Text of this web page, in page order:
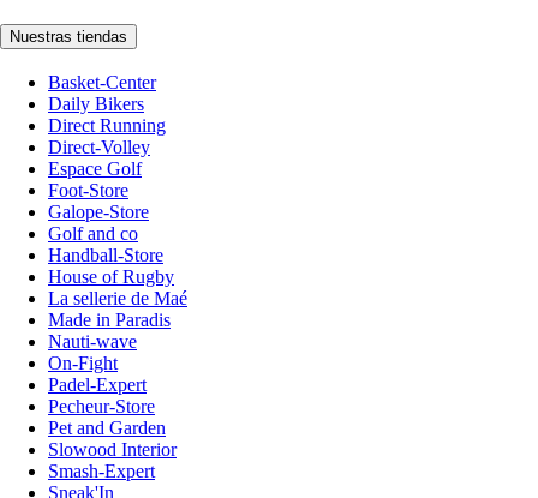
Nuestras tiendas
Basket-Center
Daily Bikers
Direct Running
Direct-Volley
Espace Golf
Foot-Store
Galope-Store
Golf and co
Handball-Store
House of Rugby
La sellerie de Maé
Made in Paradis
Nauti-wave
On-Fight
Padel-Expert
Pecheur-Store
Pet and Garden
Slowood Interior
Smash-Expert
Sneak'In